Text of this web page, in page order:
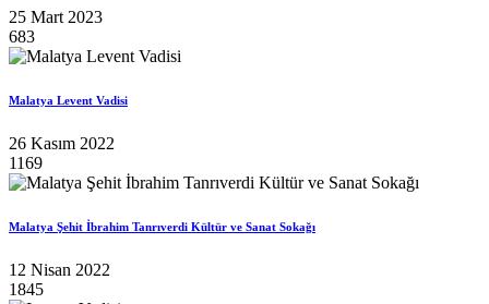
25 Mart 2023
683
Malatya Levent Vadisi
26 Kasım 2022
1169
Malatya Şehit İbrahim Tanrıverdi Kültür ve Sanat Sokağı
12 Nisan 2022
1845